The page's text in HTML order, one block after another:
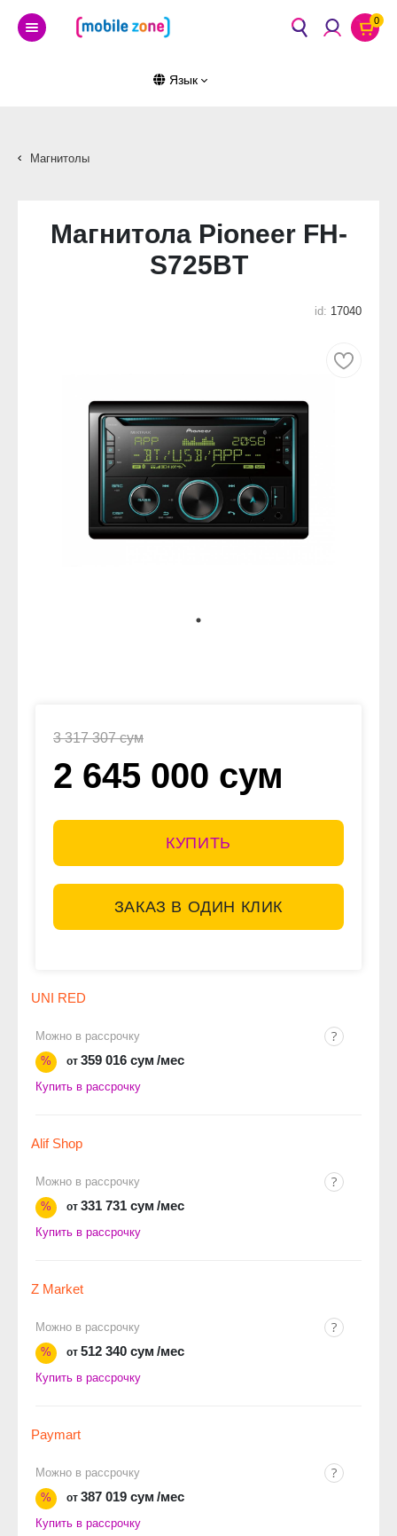
0
Язык
Магнитолы
Магнитола Pioneer FH-
S725BT
id: 17040
3 317 307 сум
2 645 000 сум
КУПИТЬ
ЗАКАЗ В ОДИН КЛИК
UNI RED
Можно в рассрочку
%
от 359 016 сум /мес
Купить в рассрочку
Alif Shop
Можно в рассрочку
%
от 331 731 сум /мес
Купить в рассрочку
Z Market
Можно в рассрочку
%
от 512 340 сум /мес
Купить в рассрочку
Paymart
Можно в рассрочку
%
от 387 019 сум /мес
Купить в рассрочку